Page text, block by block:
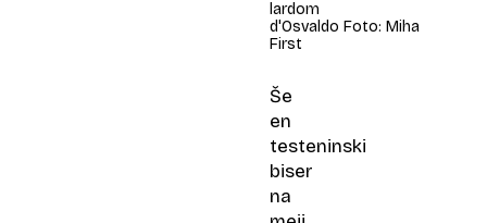
lardom
d'Osvaldo Foto: Miha
First
Še
en
testeninski
biser
na